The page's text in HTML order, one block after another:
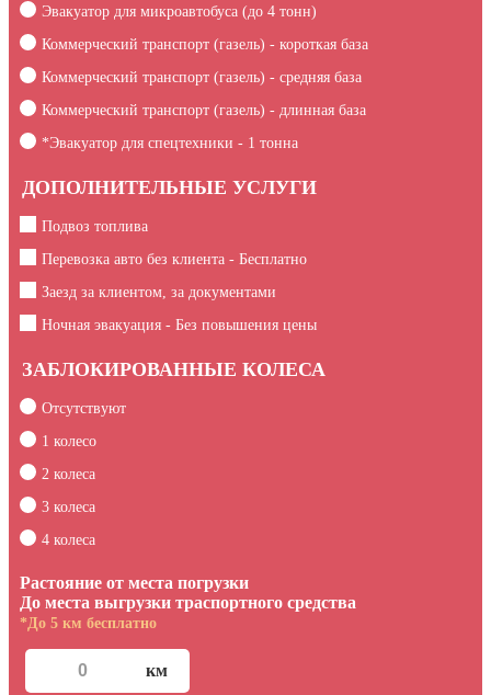
Эвакуатор для микроавтобуса (до 4 тонн)
Коммерческий транспорт (газель) - короткая база
Коммерческий транспорт (газель) - средняя база
Коммерческий транспорт (газель) - длинная база
*Эвакуатор для спецтехники - 1 тонна
ДОПОЛНИТЕЛЬНЫЕ УСЛУГИ
Подвоз топлива
Перевозка авто без клиента - Бесплатно
Заезд за клиентом, за документами
Ночная эвакуация - Без повышения цены
ЗАБЛОКИРОВАННЫЕ КОЛЕСА
Отсутствуют
1 колесо
2 колеса
3 колеса
4 колеса
Растояние от места погрузки
До места выгрузки траспортного средства
*До 5 км бесплатно